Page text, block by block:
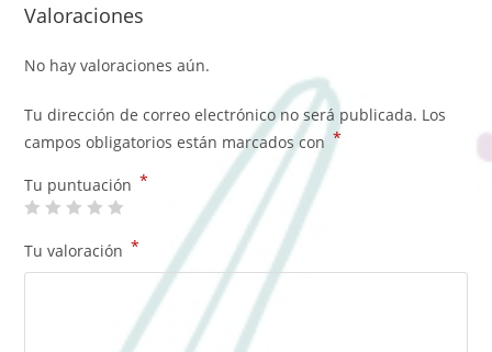
Valoraciones
No hay valoraciones aún.
Tu dirección de correo electrónico no será publicada. Los
campos obligatorios están marcados con *
Tu puntuación *
Tu valoración *